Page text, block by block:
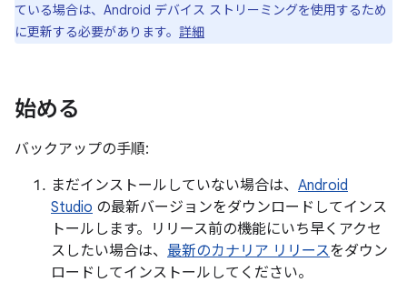
ている場合は、Android デバイス ストリーミングを使用するため
に更新する必要があります。 詳細
始める
バックアップの手順:
まだインストールしていない場合は、 Android
Studio の最新バージョンをダウンロードしてインス
トールします。リリース前の機能にいち早くアクセ
スしたい場合は、 最新のカナリア リリースをダウン
ロードしてインストールしてください。